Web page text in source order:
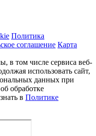
Политика
соглашение Карта
в том числе сервиса веб-
использовать сайт,
данных при
обработке
в Политике